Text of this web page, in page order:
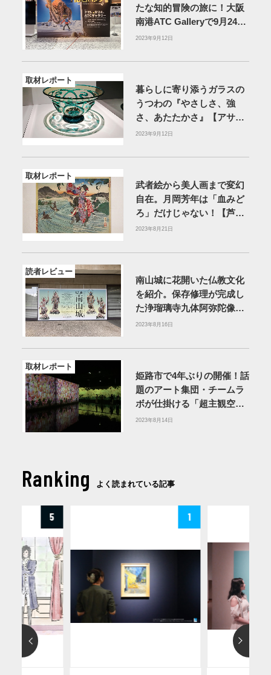
たな知的冒険の旅に！大阪
南港ATC Galleryで9月24日
まで【読者レビュー】
2023年9月12日
取材レポート
暮らしに寄り添うガラスの
うつわの『やさしさ、強
さ、あたたかさ』【アサヒ
グループ大山崎山荘美術
2023年9月12日
取材レポート
武者絵から美人画まで変幻
自在。月岡芳年は「血みど
ろ」だけじゃない！【芦屋
市立美術博物館】
2023年8月21日
読者レビュー
南山城に花開いた仏教文化
を紹介。保存修理が完成し
た浄瑠璃寺九体阿弥陀像も
展示【読者レビュー】
2023年8月16日
取材レポート
姫路市で4年ぶりの開催！話
題のアート集団・チームラ
ボが仕掛ける「超主観空
間」とは？【姫路市立美術
2023年8月14日
Ranking よく読まれている記事
5 1